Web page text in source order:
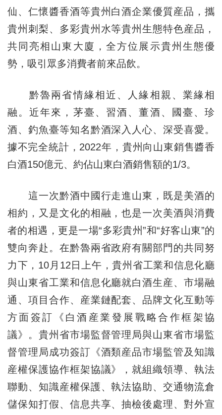
仙、仁懷醬香酒等貴州白酒企業優質産品，攜
貴州刺梨、多彩貴州水等貴州生態特色産品，
共同亮相山東大廈，全方位展示貴州生態優
勢，吸引眾多消費者前來品飲。
黔魯兩省情緣相近、人緣相親、業緣相
融。近年來，茅臺、習酒、董酒、國臺、珍
酒、釣魚臺等知名黔酒深入人心、深受喜愛。
據不完全統計，2022年，貴州向山東銷售醬香
白酒150億元、約佔山東白酒銷售額的1/3。
這一次黔酒中國行走進山東，既是美酒的
相約，又是文化的相融，也是一次美酒與消費
者的相遇，更是一場“多彩貴州”和“好客山東”的
雙向奔赴。在黔魯兩省政府有關部門的共同努
力下，10月12日上午，貴州省工業和信息化廳
與山東省工業和信息化廳就白酒生産、市場融
通、項目合作、産業鏈配套、品牌文化互動等
方面簽訂《白酒産業發展戰略合作框架協
議》。貴州省市場監督管理局與山東省市場監
督管理局成功簽訂《酒類産品市場監管及知識
産權保護協作框架協議》，就組織領導、執法
聯動、知識産權保護、執法協助、交通物流倉
儲保知打假、信息共享、抽檢後處理、對外宣